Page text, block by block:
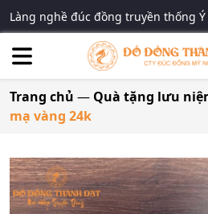
Làng nghề đúc đồng truyền thống
Trang chủ — Quà tặng lưu
mạ vàng 24k